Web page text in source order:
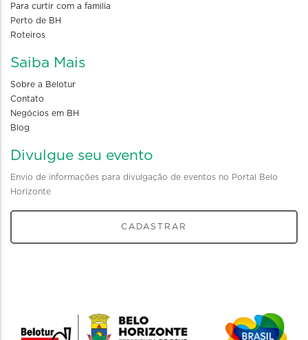
Para curtir com a familia
Perto de BH
Roteiros
Saiba Mais
Sobre a Belotur
Contato
Negócios em BH
Blog
Divulgue seu evento
Envio de informações para divulgação de eventos no Portal Belo
Horizonte
CADASTRAR